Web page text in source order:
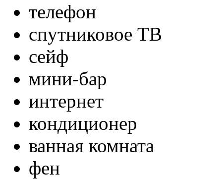
телефон
спутниковое ТВ
сейф
мини-бар
интернет
кондиционер
ванная комната
фен